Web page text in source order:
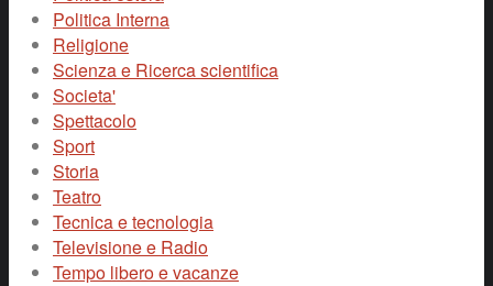
Politica Interna
Religione
Scienza e Ricerca scientifica
Societa'
Spettacolo
Sport
Storia
Teatro
Tecnica e tecnologia
Televisione e Radio
Tempo libero e vacanze